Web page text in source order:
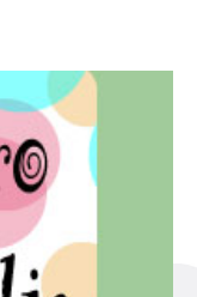
concepita
all’intera